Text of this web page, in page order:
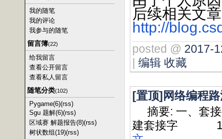
我的随笔
我的评论
我参与的随笔
留言簿(22)
给我留言
查看公开留言
查看私人留言
随笔分类(102)
Pygame(6)(rss)
Sgu 题解(6)(rss)
区域赛 解题报告(8)(rss)
树状数组(19)(rss)
后续相关文
http://
posted @ 2017-
| 编辑 收藏
[置顶]网络编程
摘要: 一、套
建套接字 1)